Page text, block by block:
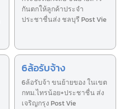
กันตกให้ลูกค้าประจำ
ประชาชื่นส่ง ชลบุรี Post Vie
6ล้อรับจ้าง
6ล้อรับจ้า ขนย้ายของ ในเขต
กทม.ไทรน้อย+ประชาชื่น ส่ง
เจริญกรุง Post Vie